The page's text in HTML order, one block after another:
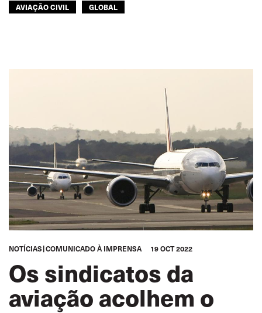
AVIAÇÃO CIVIL GLOBAL
NOTÍCIAS COMUNICADO À IMPRENSA 19 OCT 2022
Os sindicatos da
aviação acolhem o